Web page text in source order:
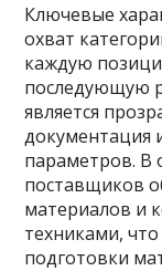
Ключевые
охват
каждую
последующую
является
документация
параметров. В
поставщиков
материалов и
техниками,
подготовки